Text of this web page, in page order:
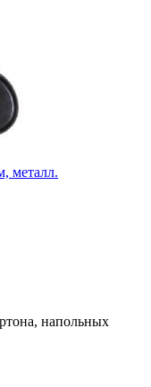
металл.
напольных